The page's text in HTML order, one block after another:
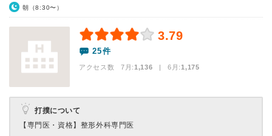
朝（8:30〜）
3.79
25件
アクセス数 7月:1,136 | 6月:1,175
打撲について
【専門医・資格】 整形外科専門医